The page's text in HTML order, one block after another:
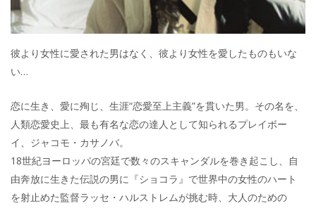
彼より女性に愛された男はなく、彼より女性を愛したものもいな
い…
恋に生き、愛に殉じ、生涯“恋愛至上主義”を貫いた男。その名を、
人類恋愛史上、最も有名な恋の達人として知られるプレイボー
イ、ジャコモ・カサノバ。
18世紀ヨーロッパの宮廷で数々のスキャンダルを巻き起こし、自
由奔放に生きた伝説の男に『ショコラ』で世界中の女性のハート
を射止めた監督ラッセ・ハルストレムが挑む時、大人のための